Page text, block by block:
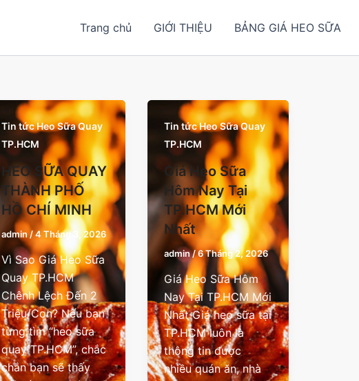
Trang chủ GIỚI THIỆU BẢNG GIÁ HEO SỮA
Tin tức Heo Sữa Quay
TP.HCM
HEO SỮA QUAY
THÀNH PHỐ
HỒ CHÍ MINH
admin/4 Tháng 3, 2026
Vì Sao Giá Heo Sữa
Quay TP.HCM
Chênh Lệch Đến 2
Triệu/Con? Nếu bạn
từng tìm “heo sữa
quay TP.HCM”, chắc
chắn bạn sẽ thấy
Tin tức Heo Sữa Quay
TP.HCM
Giá Heo Sữa
Hôm Nay Tại
TP.HCM Mới
Nhất
admin/6 Tháng 2, 2026
Giá Heo Sữa Hôm
Nay Tại TP.HCM Mới
Nhất Giá heo sữa tại
TP.HCM luôn là
thông tin được
nhiều quán ăn, nhà